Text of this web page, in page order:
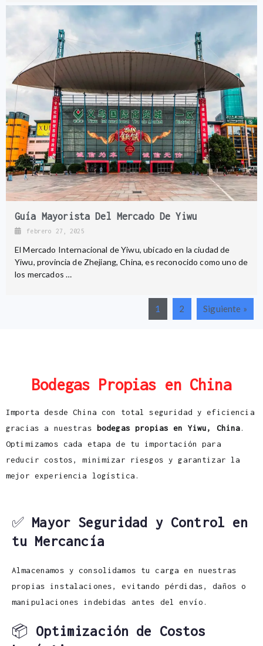
Guía Mayorista Del Mercado De Yiwu
febrero 27, 2025
El Mercado Internacional de Yiwu, ubicado en la ciudad de
Yiwu, provincia de Zhejiang, China, es reconocido como uno de
los mercados …
1 2 Siguiente »
Bodegas Propias en China
Importa desde China con total seguridad y eficiencia
gracias a nuestras bodegas propias en Yiwu, China.
Optimizamos cada etapa de tu importación para
reducir costos, minimizar riesgos y garantizar la
mejor experiencia logística.
✅ Mayor Seguridad y Control en
tu Mercancía
Almacenamos y consolidamos tu carga en nuestras
propias instalaciones, evitando pérdidas, daños o
manipulaciones indebidas antes del envío.
📦 Optimización de Costos